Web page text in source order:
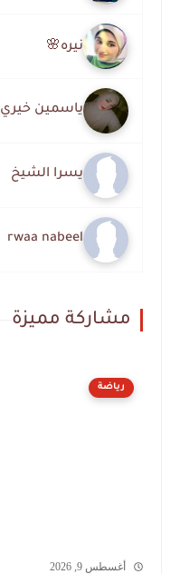
نيره🌸
ياسمين خيري
يسرا الشيخ
rwaa nabeel
مشاركة مميزة
رياضة
أغسطس 9, 2026